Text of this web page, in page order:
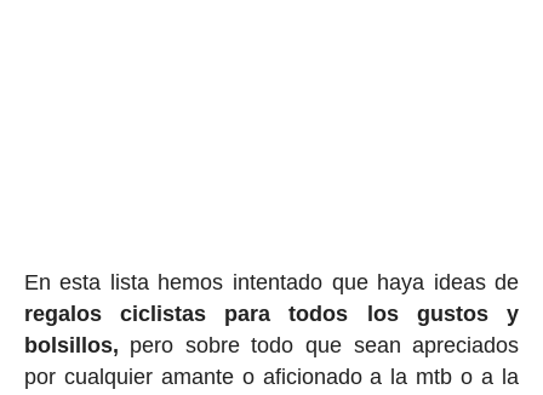
En esta lista hemos intentado que haya ideas de
regalos ciclistas para todos los gustos y
bolsillos, pero sobre todo que sean apreciados
por cualquier amante o aficionado a la mtb o a la